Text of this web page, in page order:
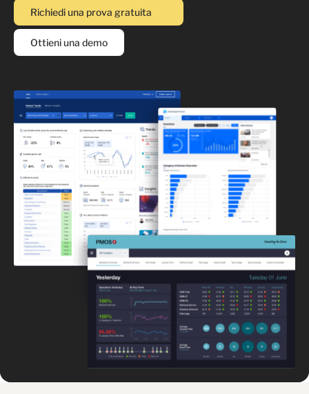
Richiedi una prova gratuita
Ottieni una demo